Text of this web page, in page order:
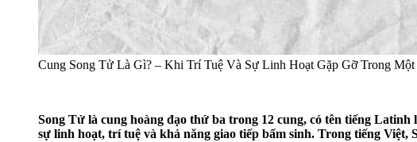
Cung Song Tử Là Gì? – Khi Trí Tuệ Và Sự Linh Hoạt Gặp Gỡ Trong
Song Tử là cung hoàng đạo thứ ba trong 12 cung, có tên tiếng
sự linh hoạt, trí tuệ và khả năng giao tiếp bẩm sinh. Trong tiếng Việt,